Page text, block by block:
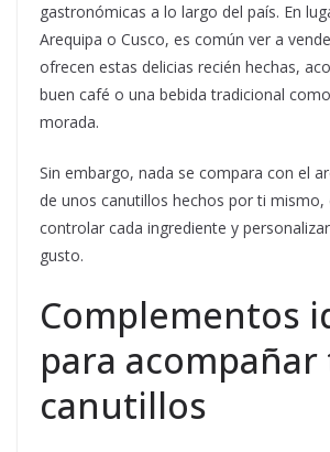
gastronómicas a lo largo del país. En
Arequipa o Cusco, es común ver a
ofrecen estas delicias recién hechas,
buen café o una bebida tradicional
morada.
Sin embargo, nada se compara con el
de unos canutillos hechos por ti mismo,
controlar cada ingrediente y
gusto.
Complementos
para acompañar
canutillos